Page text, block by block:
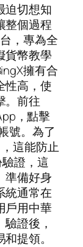
迫切想知
整個過程
，專為全
貨幣教學
擁有合
性高，使
。前往
，點擊
號。為了
這能防止
證，這
準備好身
統通常在
戶用中華
證後，
提領。